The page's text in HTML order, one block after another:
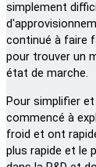
simplement
continué à faire
pour trouver un
état de marche.
Pour simplifier
commencé à
froid et ont
plus rapide et le